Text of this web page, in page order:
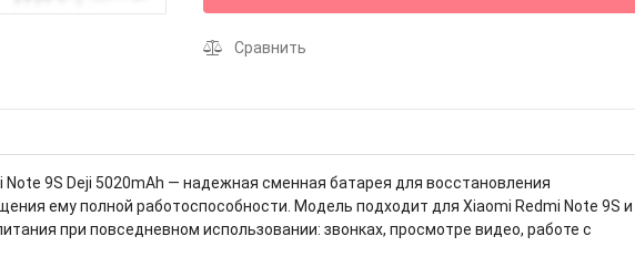
Сравнить
Note 9S Deji 5020mAh — надежная сменная батарея для восстановления
ему полной работоспособности. Модель подходит для Xiaomi Redmi Note 9S и
при повседневном использовании: звонках, просмотре видео, работе с